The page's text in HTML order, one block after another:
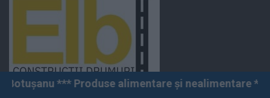
alimentare și nealimentare *** Vânzări